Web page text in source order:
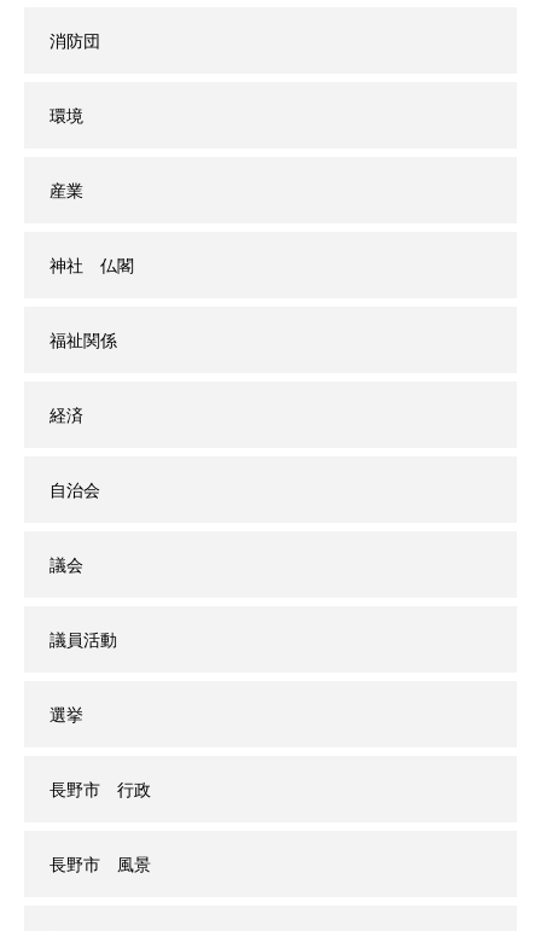
消防団
環境
産業
神社 仏閣
福祉関係
経済
自治会
議会
議員活動
選挙
長野市 行政
長野市 風景